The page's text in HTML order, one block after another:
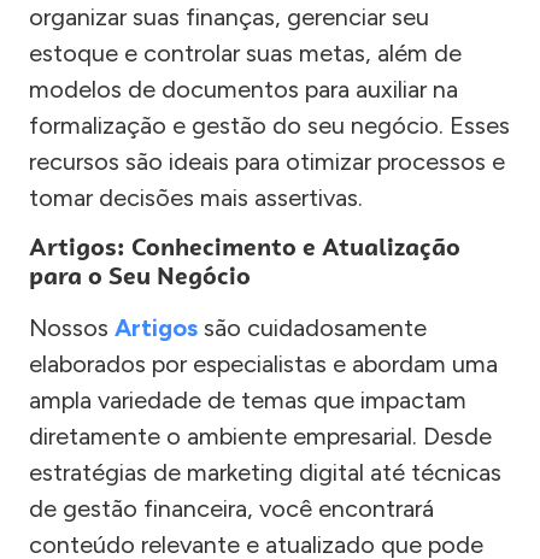
organizar suas finanças, gerenciar seu
estoque e controlar suas metas, além de
modelos de documentos para auxiliar na
formalização e gestão do seu negócio. Esses
recursos são ideais para otimizar processos e
tomar decisões mais assertivas.
Artigos: Conhecimento e Atualização
para o Seu Negócio
Nossos Artigos são cuidadosamente
elaborados por especialistas e abordam uma
ampla variedade de temas que impactam
diretamente o ambiente empresarial. Desde
estratégias de marketing digital até técnicas
de gestão financeira, você encontrará
conteúdo relevante e atualizado que pode